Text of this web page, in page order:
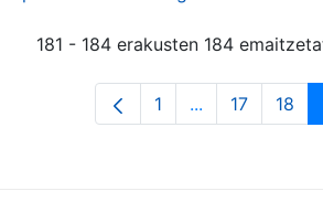
181 - 184 erakusten 184
Orrialdea
1 ...Intermediate
Orrialdea
17 18